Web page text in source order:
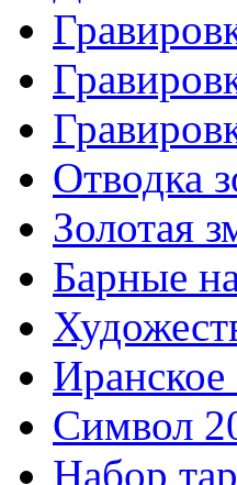
Отводка
Золотая
Барные
Иранское
Символ
Набор